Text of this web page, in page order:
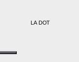
LA DOT